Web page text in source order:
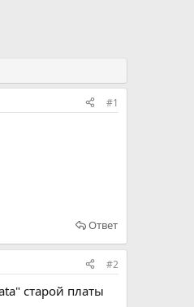
#1
Ответ
#2
старой платы